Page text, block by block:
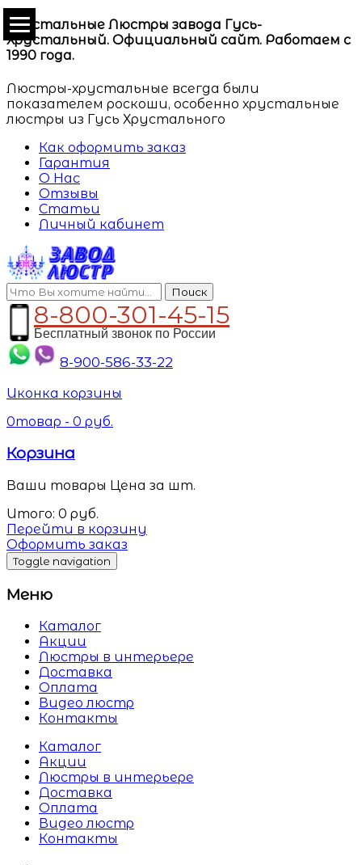
Хрустальные Люстры завода Гусь-
Хрустальный. Официальный сайт. Работаем с
1990 года.
Люстры-хрустальные всегда были
показателем роскоши, особенно хрустальные
люстры из Гусь Хрустального
Как оформить заказ
Гарантия
О Нас
Отзывы
Статьи
Личный кабинет
Поиск
8-800-301-45-15
Бесплатный звонок по России
8-900-586-33-22
Иконка корзины
0товар - 0 руб.
Корзина
Ваши товары Цена за шт.
Итого: 0 руб.
Перейти в корзину
Оформить заказ
Toggle navigation
Меню
Каталог
Акции
Люстры в интерьере
Доставка
Оплата
Видео люстр
Контакты
Каталог
Акции
Люстры в интерьере
Доставка
Оплата
Видео люстр
Контакты